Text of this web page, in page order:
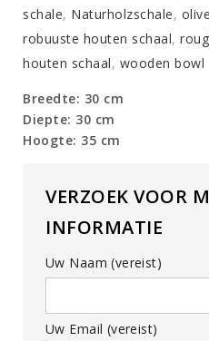
schale, Naturholzschale,
robuuste houten schaal,
houten schaal, wooden bowl
Breedte: 30 cm
Diepte: 30 cm
Hoogte: 35 cm
VERZOEK VOOR
INFORMATIE
Uw Naam (vereist)
Uw Email (vereist)